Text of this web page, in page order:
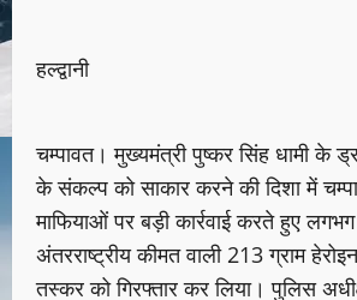
हल्द्वानी
चम्पावत। मुख्यमंत्री पुष्कर सिंह धामी के
के संकल्प को साकार करने की दिशा में
माफियाओं पर बड़ी कार्रवाई करते हुए
अंतरराष्ट्रीय कीमत वाली 213 ग्राम
तस्कर को गिरफ्तार कर लिया। पुलिस